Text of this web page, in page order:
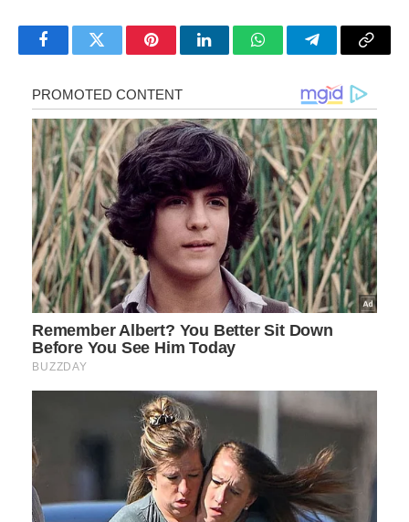
FacebookTwitter PinterestLinkedInWhatsAppTelegramCopy